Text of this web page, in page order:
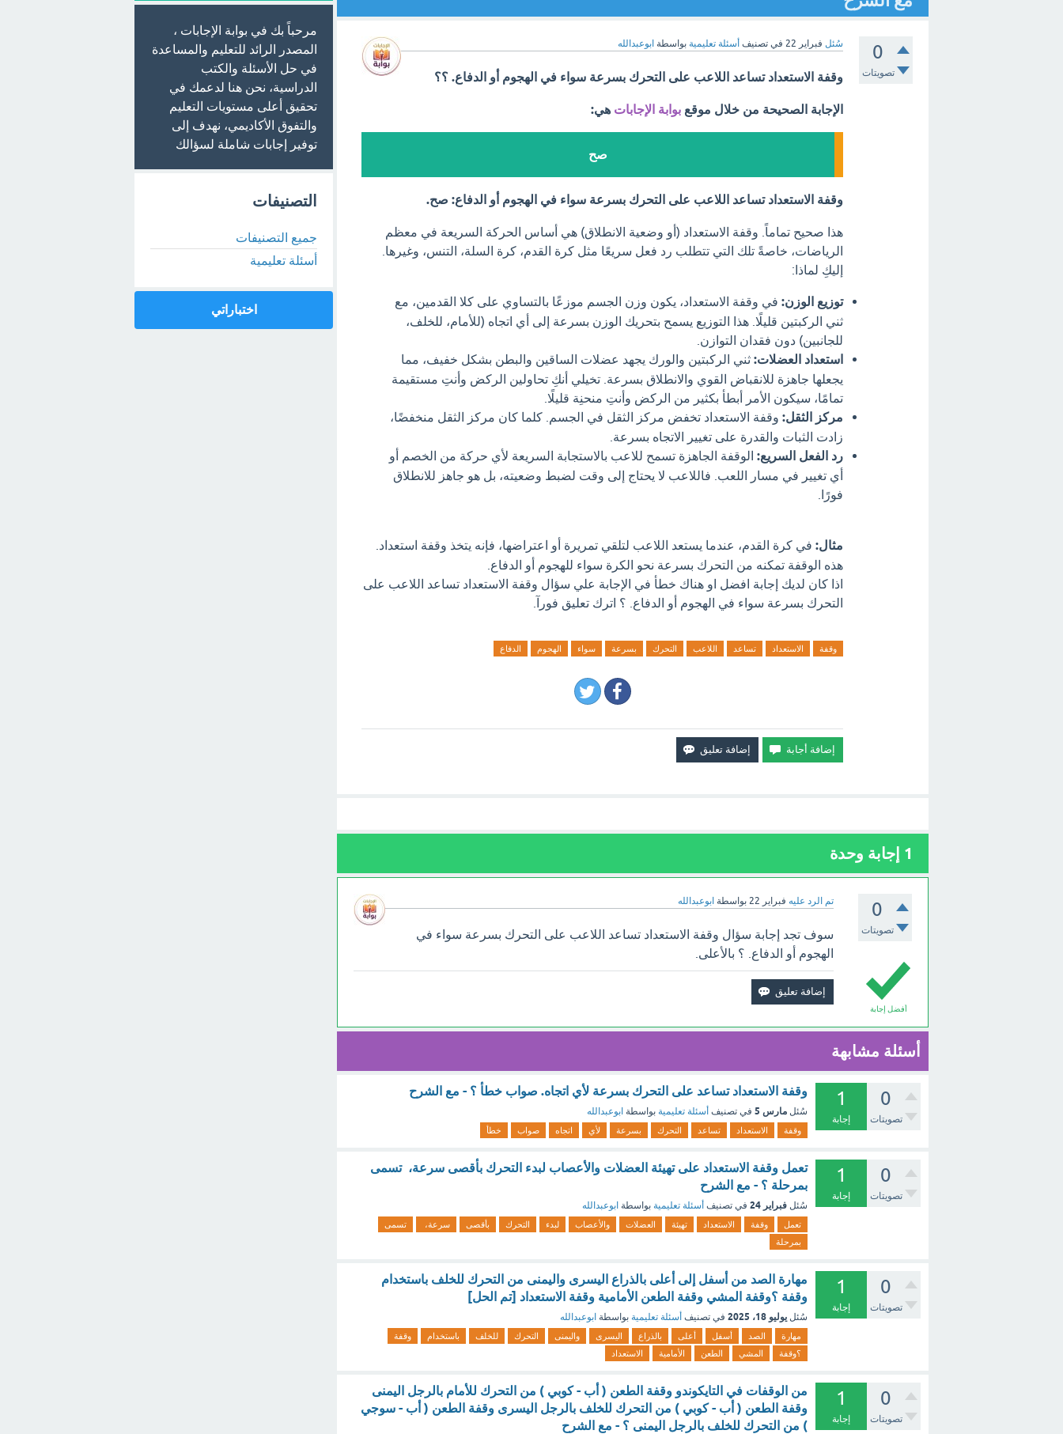
0
تصويتات
سُئل فبراير 22 في تصنيف أسئلة تعليمية بواسطة ابوعبدالله
وقفة الاستعداد تساعد اللاعب على التحرك بسرعة سواء في الهجوم أو الدفاع. ؟؟
الإجابة الصحيحة من خلال موقع بوابة الإجابات هي:
صح
وقفة الاستعداد تساعد اللاعب على التحرك بسرعة سواء في الهجوم أو الدفاع: صح.
هذا صحيح تماماً. وقفة الاستعداد (أو وضعية الانطلاق) هي أساس الحركة السريعة في معظم
الرياضات، خاصةً تلك التي تتطلب رد فعل سريعًا مثل كرة القدم، كرة السلة، التنس، وغيرها.
إليكِ لماذا:
توزيع الوزن: في وقفة الاستعداد، يكون وزن الجسم موزعًا بالتساوي على كلا القدمين، مع
ثني الركبتين قليلًا. هذا التوزيع يسمح بتحريك الوزن بسرعة إلى أي اتجاه (للأمام، للخلف،
للجانبين) دون فقدان التوازن.
استعداد العضلات: ثني الركبتين والورك يجهد عضلات الساقين والبطن بشكل خفيف، مما
يجعلها جاهزة للانقباض القوي والانطلاق بسرعة. تخيلي أنكِ تحاولين الركض وأنتِ مستقيمة
تمامًا، سيكون الأمر أبطأ بكثير من الركض وأنتِ منحنِة قليلًا.
مركز الثقل: وقفة الاستعداد تخفض مركز الثقل في الجسم. كلما كان مركز الثقل منخفضًا،
زادت الثبات والقدرة على تغيير الاتجاه بسرعة.
رد الفعل السريع: الوقفة الجاهزة تسمح للاعب بالاستجابة السريعة لأي حركة من الخصم أو
أي تغيير في مسار اللعب. فاللاعب لا يحتاج إلى وقت لضبط وضعيته، بل هو جاهز للانطلاق
فورًا.
مثال: في كرة القدم، عندما يستعد اللاعب لتلقي تمريرة أو اعتراضها، فإنه يتخذ وقفة استعداد.
هذه الوقفة تمكنه من التحرك بسرعة نحو الكرة سواء للهجوم أو الدفاع.
اذا كان لديك إجابة افضل او هناك خطأ في الإجابة علي سؤال وقفة الاستعداد تساعد اللاعب على
التحرك بسرعة سواء في الهجوم أو الدفاع. ؟ اترك تعليق فورآ.
وقفة الاستعداد تساعد اللاعب التحرك بسرعة سواء الهجوم الدفاع
1 إجابة وحدة
0
تصويتات
تم الرد عليه فبراير 22 بواسطة ابوعبدالله
أفضل إجابة
سوف تجد إجابة سؤال وقفة الاستعداد تساعد اللاعب على التحرك بسرعة سواء في
الهجوم أو الدفاع. ؟ بالأعلى.
أسئلة مشابهة
0
تصويتات
1
إجابة
وقفة الاستعداد تساعد على التحرك بسرعة لأي اتجاه. صواب خطأ ؟ - مع الشرح
سُئل مارس 5 في تصنيف أسئلة تعليمية بواسطة ابوعبدالله
وقفة الاستعداد تساعد التحرك بسرعة لأي اتجاه صواب خطأ
0
تصويتات
1
إجابة
تعمل وقفة الاستعداد على تهيئة العضلات والأعصاب لبدء التحرك بأقصى سرعة، تسمى
بمرحلة ؟ - مع الشرح
سُئل فبراير 24 في تصنيف أسئلة تعليمية بواسطة ابوعبدالله
تعمل وقفة الاستعداد تهيئة العضلات والأعصاب لبدء التحرك بأقصى سرعة،
تسمى
بمرحلة
0
تصويتات
1
إجابة
مهارة الصد من أسفل إلى أعلى بالذراع اليسرى واليمنى من التحرك للخلف باستخدام
وقفة ؟وقفة المشي وقفة الطعن الأمامية وقفة الاستعداد [تم الحل]
سُئل يوليو 18، 2025 في تصنيف أسئلة تعليمية بواسطة ابوعبدالله
مهارة الصد أسفل أعلى بالذراع اليسرى واليمنى التحرك للخلف باستخدام
وقفة
؟وقفة
المشي الطعن الأمامية الاستعداد
0
تصويتات
1
إجابة
من الوقفات في التايكوندو وقفة الطعن ( أب - كوبي ) من التحرك للأمام بالرجل اليمنى
وقفة الطعن ( أب - كوبي ) من التحرك للخلف بالرجل اليسرى وقفة الطعن ( أب - سوجي
) من التحرك للخلف بالرجل اليمنى ؟ - مع الشرح
مرحباً بك في بوابة الإجابات ،
المصدر الرائد للتعليم والمساعدة
في حل الأسئلة والكتب
الدراسية، نحن هنا لدعمك في
تحقيق أعلى مستويات التعليم
والتفوق الأكاديمي، نهدف إلى
توفير إجابات شاملة لسؤالك
التصنيفات
جميع التصنيفات
أسئلة تعليمية
اختباراتي